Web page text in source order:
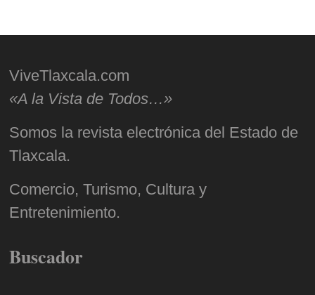
ViveTlaxcala.com
«A la Vista de Todos…»
Somos la revista electrónica del Estado de
Tlaxcala.
Comercio, Turismo, Cultura y
Entretenimiento.
Buscador